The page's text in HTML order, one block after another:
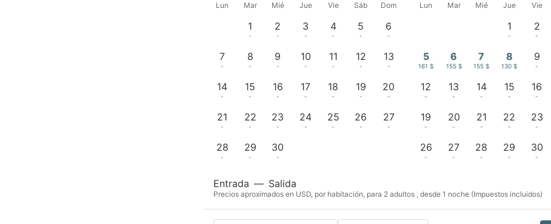
Lun Mar Mié Jue Vie Sáb Dom
1
-
2
-
3
-
4
-
5
-
6
-
7
-
8
-
9
-
10
-
11
-
12
-
13
-
14
-
15
-
16
-
17
-
18
-
19
-
20
-
21
-
22
-
23
-
24
-
25
-
26
-
27
-
28
-
29
-
30
-
Lun Mar Mié Jue Vie
1
-
2
-
5
161 $
6
155 $
7
155 $
8
130 $
9
-
12
-
13
-
14
-
15
-
16
-
19
-
20
-
21
-
22
-
23
-
26
-
27
-
28
-
29
-
30
-
Entrada — Salida
Precios aproximados en USD, por habitación, para 2 adultos , desde 1 noche (Impuestos incluidos)